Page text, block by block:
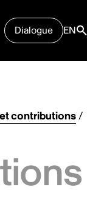
Dialogue EN
contributions/